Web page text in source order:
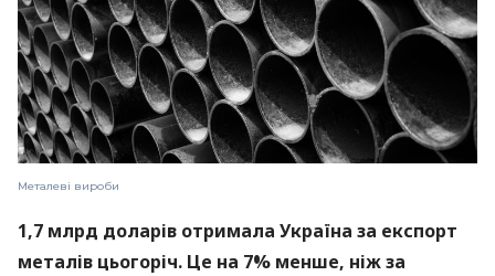
Металеві вироби
1,7 млрд доларів отримала Україна за експорт
металів цьогоріч. Це на 7% менше, ніж за